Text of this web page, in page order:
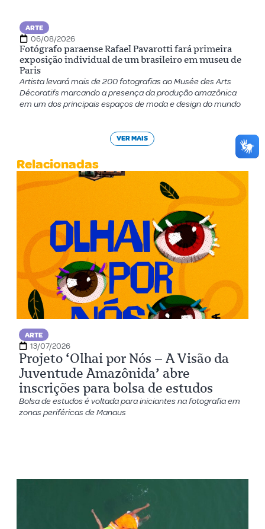
ARTE
06/08/2026
Fotógrafo paraense Rafael Pavarotti fará primeira
exposição individual de um brasileiro em museu de
Paris
Artista levará mais de 200 fotografias ao Musée des Arts
Décoratifs marcando a presença da produção amazônica
em um dos principais espaços de moda e design do mundo
VER MAIS
Relacionadas
ARTE
13/07/2026
Projeto ‘Olhai por Nós – A Visão da
Juventude Amazônida’ abre
inscrições para bolsa de estudos
Bolsa de estudos é voltada para iniciantes na fotografia em
zonas periféricas de Manaus